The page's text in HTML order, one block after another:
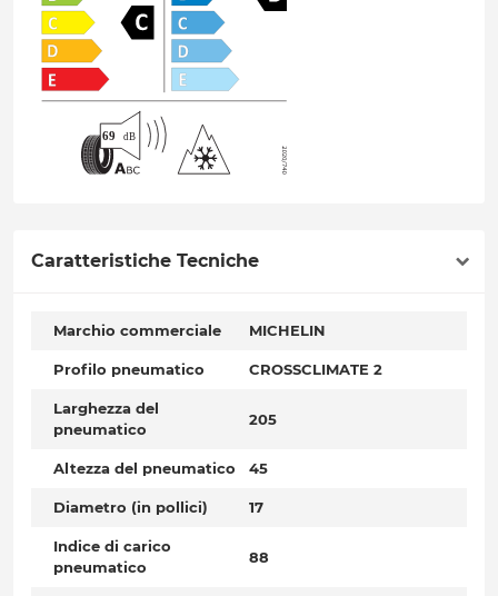
Caratteristiche Tecniche
Marchio commerciale MICHELIN
Profilo pneumatico CROSSCLIMATE 2
Larghezza del
pneumatico
205
Altezza del pneumatico 45
Diametro (in pollici) 17
Indice di carico
pneumatico
88